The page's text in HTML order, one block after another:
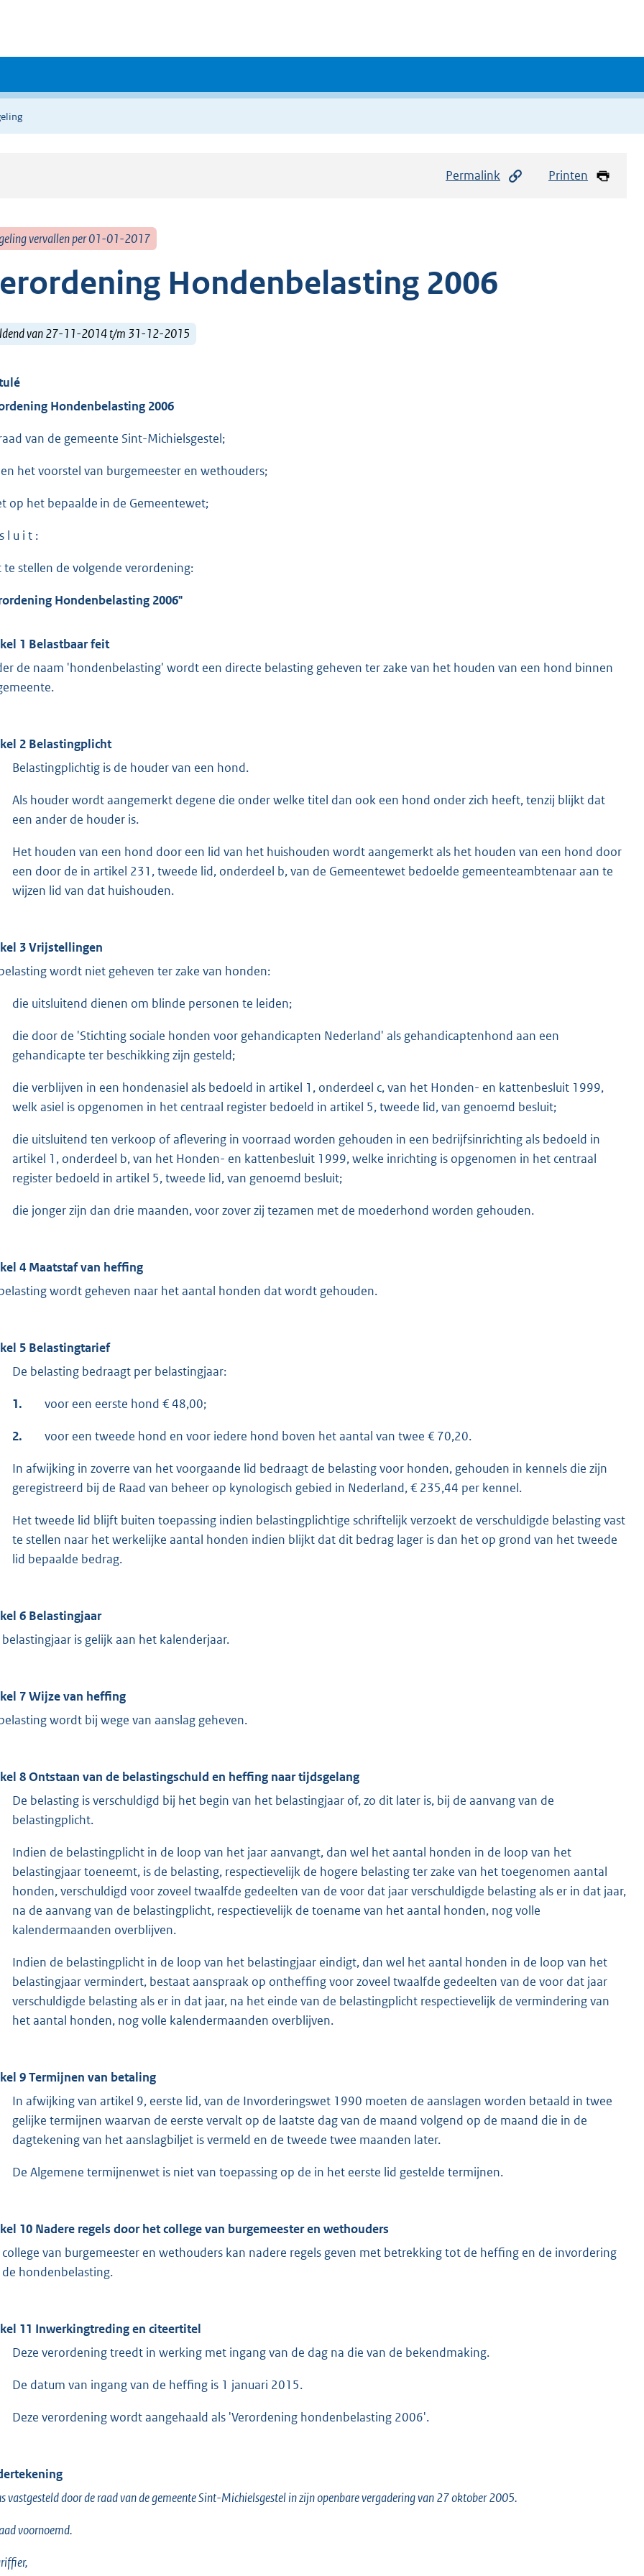
Permalink Printen
vervallen per 01-01-2017
Hondenbelasting 2006
van 27-11-2014 t/m 31-12-2015
Hondenbelasting 2006
van de gemeente Sint-Michielsgestel;
het voorstel van burgemeester en wethouders;
op het bepaalde in de Gemeentewet;
l u i t :
te stellen de volgende verordening:
Hondenbelasting 2006"
1 Belastbaar feit
de naam 'hondenbelasting' wordt een directe belasting geheven ter zake van het houden van een hond binnen
2 Belastingplicht
Belastingplichtig is de houder van een hond.
Als houder wordt aangemerkt degene die onder welke titel dan ook een hond onder zich heeft, tenzij blijkt dat
een ander de houder is.
Het houden van een hond door een lid van het huishouden wordt aangemerkt als het houden van een hond door
een door de in artikel 231, tweede lid, onderdeel b, van de Gemeentewet bedoelde gemeenteambtenaar aan te
wijzen lid van dat huishouden.
3 Vrijstellingen
wordt niet geheven ter zake van honden:
die uitsluitend dienen om blinde personen te leiden;
die door de 'Stichting sociale honden voor gehandicapten Nederland' als gehandicaptenhond aan een
gehandicapte ter beschikking zijn gesteld;
die verblijven in een hondenasiel als bedoeld in artikel 1, onderdeel c, van het Honden- en kattenbesluit 1999,
welk asiel is opgenomen in het centraal register bedoeld in artikel 5, tweede lid, van genoemd besluit;
die uitsluitend ten verkoop of aflevering in voorraad worden gehouden in een bedrijfsinrichting als bedoeld in
artikel 1, onderdeel b, van het Honden- en kattenbesluit 1999, welke inrichting is opgenomen in het centraal
register bedoeld in artikel 5, tweede lid, van genoemd besluit;
die jonger zijn dan drie maanden, voor zover zij tezamen met de moederhond worden gehouden.
4 Maatstaf van heffing
wordt geheven naar het aantal honden dat wordt gehouden.
5 Belastingtarief
De belasting bedraagt per belastingjaar:
1. voor een eerste hond € 48,00;
2. voor een tweede hond en voor iedere hond boven het aantal van twee € 70,20.
In afwijking in zoverre van het voorgaande lid bedraagt de belasting voor honden, gehouden in kennels die zijn
geregistreerd bij de Raad van beheer op kynologisch gebied in Nederland, € 235,44 per kennel.
Het tweede lid blijft buiten toepassing indien belastingplichtige schriftelijk verzoekt de verschuldigde belasting vast
te stellen naar het werkelijke aantal honden indien blijkt dat dit bedrag lager is dan het op grond van het tweede
lid bepaalde bedrag.
6 Belastingjaar
is gelijk aan het kalenderjaar.
7 Wijze van heffing
wordt bij wege van aanslag geheven.
8 Ontstaan van de belastingschuld en heffing naar tijdsgelang
De belasting is verschuldigd bij het begin van het belastingjaar of, zo dit later is, bij de aanvang van de
belastingplicht.
Indien de belastingplicht in de loop van het jaar aanvangt, dan wel het aantal honden in de loop van het
belastingjaar toeneemt, is de belasting, respectievelijk de hogere belasting ter zake van het toegenomen aantal
honden, verschuldigd voor zoveel twaalfde gedeelten van de voor dat jaar verschuldigde belasting als er in dat jaar,
na de aanvang van de belastingplicht, respectievelijk de toename van het aantal honden, nog volle
kalendermaanden overblijven.
Indien de belastingplicht in de loop van het belastingjaar eindigt, dan wel het aantal honden in de loop van het
belastingjaar vermindert, bestaat aanspraak op ontheffing voor zoveel twaalfde gedeelten van de voor dat jaar
verschuldigde belasting als er in dat jaar, na het einde van de belastingplicht respectievelijk de vermindering van
het aantal honden, nog volle kalendermaanden overblijven.
9 Termijnen van betaling
In afwijking van artikel 9, eerste lid, van de Invorderingswet 1990 moeten de aanslagen worden betaald in twee
gelijke termijnen waarvan de eerste vervalt op de laatste dag van de maand volgend op de maand die in de
dagtekening van het aanslagbiljet is vermeld en de tweede twee maanden later.
De Algemene termijnenwet is niet van toepassing op de in het eerste lid gestelde termijnen.
10 Nadere regels door het college van burgemeester en wethouders
van burgemeester en wethouders kan nadere regels geven met betrekking tot de heffing en de invordering
hondenbelasting.
11 Inwerkingtreding en citeertitel
Deze verordening treedt in werking met ingang van de dag na die van de bekendmaking.
De datum van ingang van de heffing is 1 januari 2015.
Deze verordening wordt aangehaald als 'Verordening hondenbelasting 2006'.
vastgesteld door de raad van de gemeente Sint-Michielsgestel in zijn openbare vergadering van 27 oktober 2005.
voornoemd.